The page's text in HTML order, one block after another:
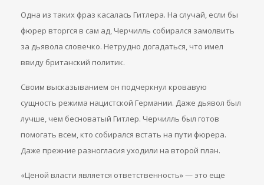
Одна из таких фраз касалась Гитлера. На случай, если бы
фюрер вторгся в сам ад, Черчилль собирался замолвить
за дьявола словечко. Нетрудно догадаться, что имел
ввиду британский политик.
Своим высказыванием он подчеркнул кровавую
сущность режима нацистской Германии. Даже дьявол был
лучше, чем бесноватый Гитлер. Черчилль был готов
помогать всем, кто собирался встать на пути фюрера.
Даже прежние разногласия уходили на второй план.
«Ценой власти является ответственность» — это еще